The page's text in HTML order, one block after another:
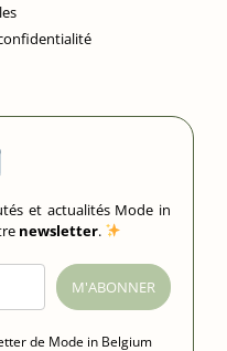
et actualités Mode in
newsletter.
M'ABONNER
de Mode in Belgium